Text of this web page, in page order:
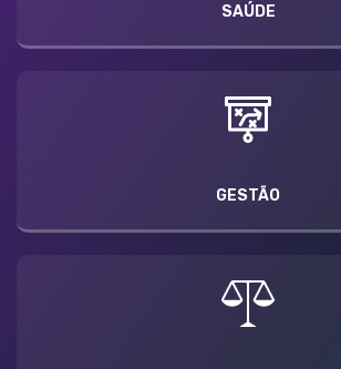
SAÚDE
GESTÃO